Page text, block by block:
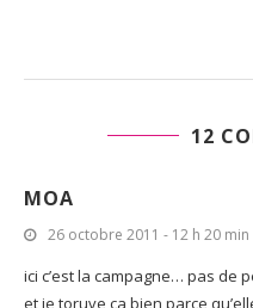
12
MOA
26 octobre 2011 - 12 h 20 min
ici c’est la campagne… pas de
et je toruve ça bien parce